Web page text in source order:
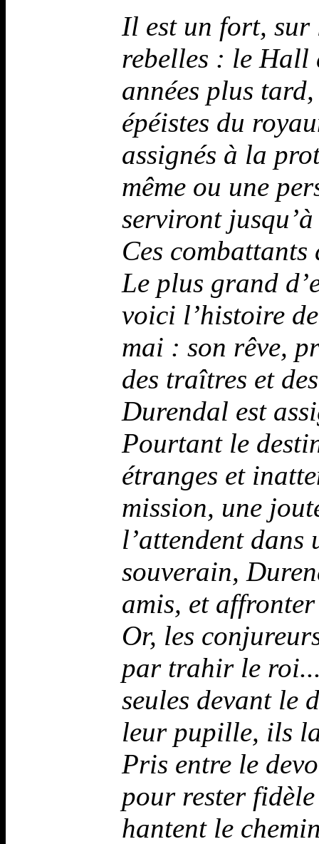
Il est un fort, sur
rebelles : le Hall
années plus
épéistes du
assignés à la
même ou une
serviront
Ces combattants
Le plus grand
voici l’histoire
mai : son rêve,
des traîtres et
Durendal est
Pourtant le
étranges et
mission, une
l’attendent
souverain,
amis, et
Or, les
par trahir le
seules devant le
leur pupille, ils
Pris entre le
pour rester
hantent le